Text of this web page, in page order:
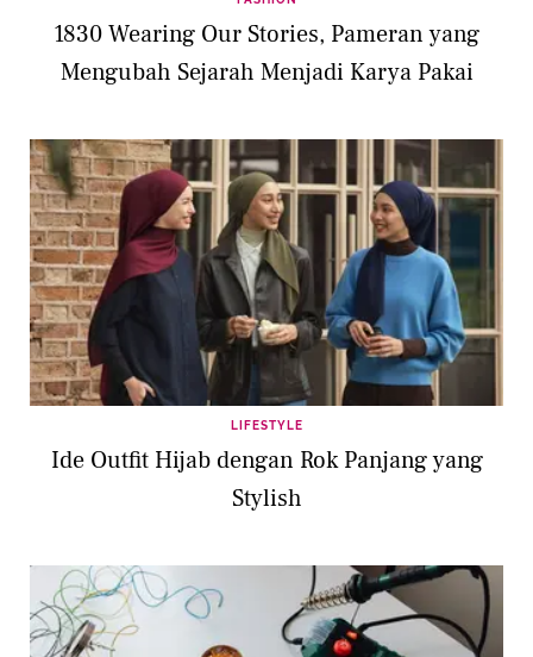
1830 Wearing Our Stories, Pameran yang
Mengubah Sejarah Menjadi Karya Pakai
LIFESTYLE
Ide Outfit Hijab dengan Rok Panjang yang
Stylish